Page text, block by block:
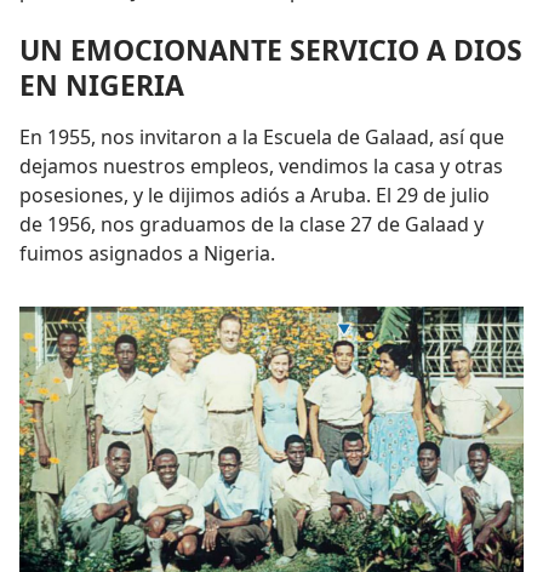
UN EMOCIONANTE SERVICIO A DIOS
EN NIGERIA
En 1955, nos invitaron a la Escuela de Galaad, así que
dejamos nuestros empleos, vendimos la casa y otras
posesiones, y le dijimos adiós a Aruba. El 29 de julio
de 1956, nos graduamos de la clase 27 de Galaad y
fuimos asignados a Nigeria.